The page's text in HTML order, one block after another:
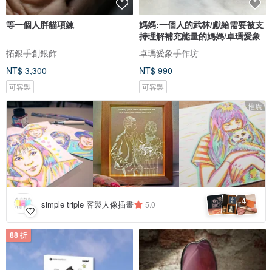
等一個人胖貓項鍊
拓銀手創銀飾
NT$ 3,300
可客製
媽媽:一個人的武林/獻給需要被支
持理解補充能量的媽媽/卓瑪愛象
卓瑪愛象手作坊
NT$ 990
可客製
推廣
simple triple 客製人像插畫 5.0 +4
88 折